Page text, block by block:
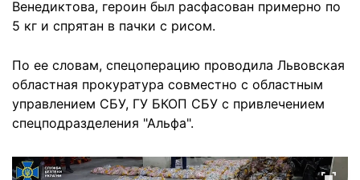
Венедиктова, героин был расфасован примерно по
5 кг и спрятан в пачки с рисом.
По ее словам, спецоперацию проводила Львовская
областная прокуратура совместно с областным
управлением СБУ, ГУ БКОП СБУ с привлечением
спецподразделения "Альфа".